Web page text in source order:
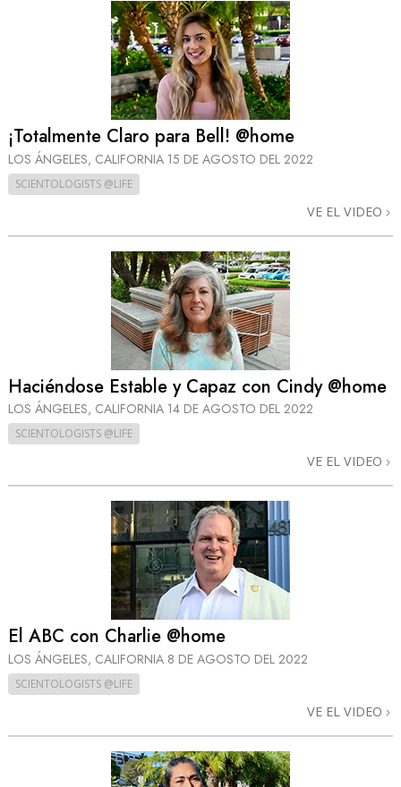
¡Totalmente Claro para Bell! @home
LOS ÁNGELES, CALIFORNIA 15 DE AGOSTO DEL 2022
SCIENTOLOGISTS @LIFE
VE EL VIDEO
Haciéndose Estable y Capaz con Cindy @home
LOS ÁNGELES, CALIFORNIA 14 DE AGOSTO DEL 2022
SCIENTOLOGISTS @LIFE
VE EL VIDEO
El ABC con Charlie @home
LOS ÁNGELES, CALIFORNIA 8 DE AGOSTO DEL 2022
SCIENTOLOGISTS @LIFE
VE EL VIDEO